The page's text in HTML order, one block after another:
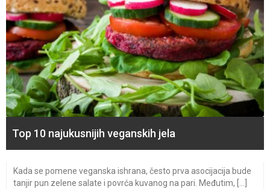
Top 10 najukusnijih veganskih jela
Kada se pomene veganska ishrana, često prva asocijacija bude
tanjir pun zelene salate i povrća kuvanog na pari. Međutim, [...]